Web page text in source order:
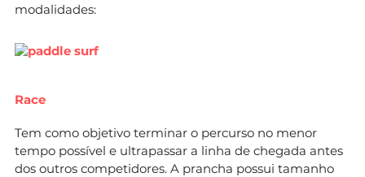
modalidades:
Race
Tem como objetivo terminar o percurso no menor
tempo possível e ultrapassar a linha de chegada antes
dos outros competidores. A prancha possui tamanho